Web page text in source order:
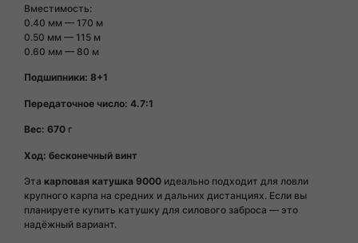
Вместимость:
0.40 мм — 170 м
0.50 мм — 115 м
0.60 мм — 80 м
Подшипники: 8+1
Передаточное число: 4.7:1
Вес: 670 г
Ход: бесконечный винт
Эта карповая катушка 9000 идеально подходит для ловли
крупного карпа на средних и дальних дистанциях. Если вы
планируете купить катушку для силового заброса — это
надёжный вариант.